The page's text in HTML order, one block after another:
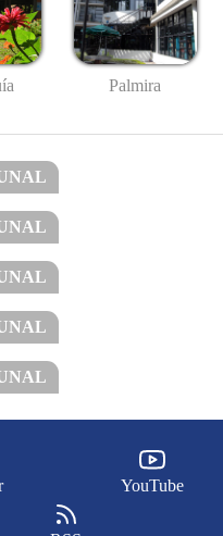
Palmira
YouTube